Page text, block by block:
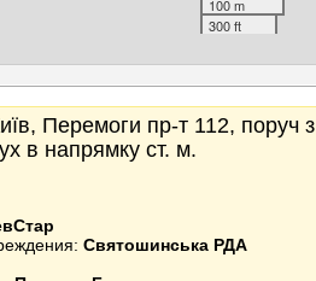
100 m
300 ft
Перемоги пр-т 112, поруч з
в напрямку ст. м.
Святошинська РДА